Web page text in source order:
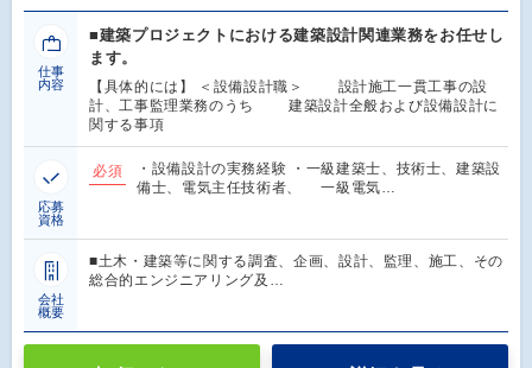
仕事
内容
■建築プロジェクトにおける建築設計関連業務をお任せし
ます。
【具体的には】 ＜設備設計職＞ 設計施工一貫工事の設
計、工事監理業務のうち 建築設計全般および設備設計に
関する事項
応募
資格
必須
・設備設計の実務経験 ・一級建築士、技術士、建築設
備士、電気主任技術者、 一級電気…
会社
概要
■土木・建築等に関する調査、企画、設計、監理、施工、その
総合的エンジニアリング及…